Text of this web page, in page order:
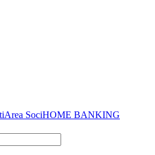
Area SociHOME BANKING